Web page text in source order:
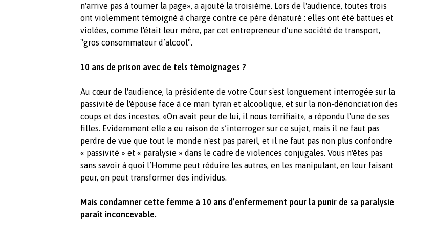
n'arrive pas à tourner la page», a ajouté la troisième. Lors de l'audience, toutes trois
ont violemment témoigné à charge contre ce père dénaturé : elles ont été battues et
violées, comme l'était leur mère, par cet entrepreneur d’une société de transport,
"gros consommateur d’alcool".
10 ans de prison avec de tels témoignages ?
Au cœur de l'audience, la présidente de votre Cour s'est longuement interrogée sur la
passivité de l'épouse face à ce mari tyran et alcoolique, et sur la non-dénonciation des
coups et des incestes. «On avait peur de lui, il nous terrifiait», a répondu l'une de ses
filles. Evidemment elle a eu raison de s’interroger sur ce sujet, mais il ne faut pas
perdre de vue que tout le monde n'est pas pareil, et il ne faut pas non plus confondre
« passivité » et « paralysie » dans le cadre de violences conjugales. Vous n'êtes pas
sans savoir à quoi l’Homme peut réduire les autres, en les manipulant, en leur faisant
peur, on peut transformer des individus.
Mais condamner cette femme à 10 ans d’enfermement pour la punir de sa paralysie
paraît inconcevable.